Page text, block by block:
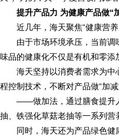
提升产品力 为健康产品做“
近几年，海天聚焦“健康营
由于市场环境承压，当前
味品的健康化不仅是有机和零
海天坚持以消费者需求为
程控制技术，不断对产品做“加
——做加法，通过膳食提升
抽、铁强化草菇老抽等一系列营
同时，海天还为产品绿色健